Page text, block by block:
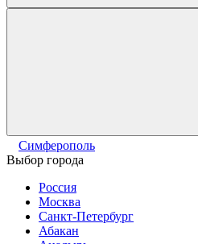
Симферополь
Выбор города
Россия
Москва
Санкт-Петербург
Абакан